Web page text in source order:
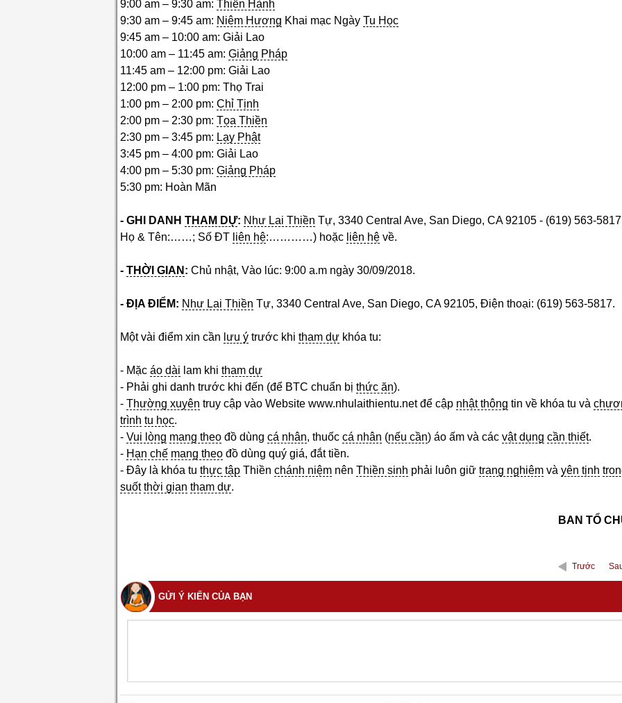
9:00 am – 9:30 am: Thiền Hành
9:30 am – 9:45 am: Niêm Hương Khai mạc Ngày Tu Học
9:45 am – 10:00 am: Giải Lao
10:00 am – 11:45 am: Giảng Pháp
11:45 am – 12:00 pm: Giải Lao
12:00 pm – 1:00 pm: Thọ Trai
1:00 pm – 2:00 pm: Chỉ Tịnh
2:00 pm – 2:30 pm: Tọa Thiền
2:30 pm – 3:45 pm: Lạy Phật
3:45 pm – 4:00 pm: Giải Lao
4:00 pm – 5:30 pm: Giảng Pháp
5:30 pm: Hoàn Mãn
- GHI DANH THAM DỰ: Như Lai Thiền Tự, 3340 Central Ave, San Diego, CA 92105 - (619) 563-
Họ & Tên:……; Số ĐT liên hệ:…………) hoặc liên hệ về.
- THỜI GIAN : Chủ nhật, Vào lúc: 9:00 a.m ngày 30/09/2018.
- ĐỊA ĐIỂM: Như Lai Thiền Tự, 3340 Central Ave, San Diego, CA 92105, Điện thoại: (619) 563-5817.
Một vài điểm xin cần lưu ý trước khi tham dự khóa tu:
- Mặc áo dài lam khi tham dự
- Phải ghi danh trước khi đến (để BTC chuẩn bị thức ăn).
- Thường xuyên truy cập vào Website www.nhulaithientu.net để cập nhật thông tin về khóa tu và
trình tu học.
- Vui lòng mang theo đồ dùng cá nhân, thuốc cá nhân (nếu cần) áo ấm và các vật dụng cần thiết.
- Hạn chế mang theo đồ dùng quý giá, đắt tiền.
- Đây là khóa tu thực tập Thiền chánh niệm nên Thiền sinh phải luôn giữ trang nghiêm và yên tịnh
suốt thời gian tham dự.
BAN TỔ
Trước
GỬI Ý KIẾN CỦA BẠN